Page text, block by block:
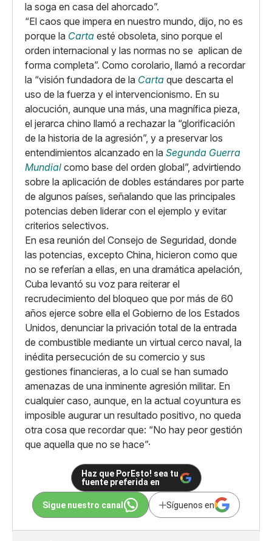
la soga en casa del ahorcado”.
“El caos que impera en nuestro mundo, dijo, no es
porque la Carta esté obsoleta, sino porque el
orden internacional y las normas no se aplican de
forma completa”. Como corolario, llamó a recordar
la “visión fundadora de la Carta que descarta el
uso de la fuerza y el intervencionismo. En su
alocución, aunque una más, una magnífica pieza,
el jerarca chino llamó a rechazar la “glorificación
de la historia de la agresión”, y a preservar los
entendimientos alcanzado en la Segunda Guerra
Mundial como base del orden global”, advirtiendo
sobre la aplicación de dobles estándares por parte
de algunos países, señalando que las principales
potencias deben liderar con el ejemplo y evitar
criterios selectivos.
En esa reunión del Consejo de Seguridad, donde
las potencias, excepto China, hicieron como que
no se referían a ellas, en una dramática apelación,
Cuba levantó su voz para reiterar el
recrudecimiento del bloqueo que por más de 60
años ejerce sobre ella el Gobierno de los Estados
Unidos, denunciar la privación total de la entrada
de combustible mediante un virtual cerco naval, la
inédita persecución de su comercio y sus
gestiones financieras, a lo cual se han sumado
amenazas de una inminente agresión militar. En
cualquier caso, aunque, en la actual coyuntura es
imposible augurar un resultado positivo, no queda
otra cosa que recordar que: “No hay peor gestión
que aquella que no se hace”·
Haz que PorEsto! sea tu
fuente preferida en
Sigue nuestro canal Síguenos en